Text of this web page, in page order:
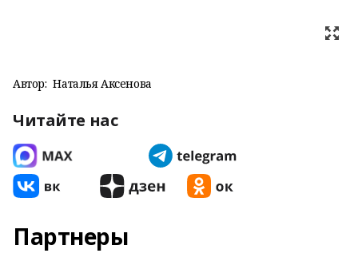
Автор: Наталья Аксенова
Читайте нас
Партнеры